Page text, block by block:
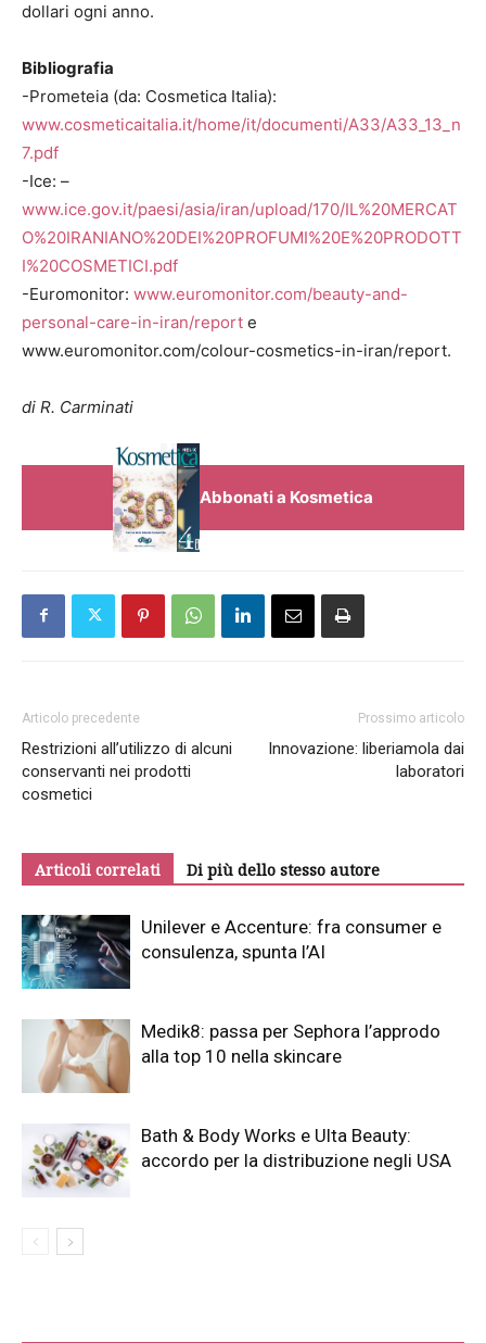
dollari ogni anno.
Bibliografia
-Prometeia (da: Cosmetica Italia):
www.cosmeticaitalia.it/home/it/documenti/A33/A33_13_n
7.pdf
-Ice: –
www.ice.gov.it/paesi/asia/iran/upload/170/IL%20MERCAT
O%20IRANIANO%20DEI%20PROFUMI%20E%20PRODOTT
I%20COSMETICI.pdf
-Euromonitor: www.euromonitor.com/beauty-and-
personal-care-in-iran/report e
www.euromonitor.com/colour-cosmetics-in-iran/report.
di R. Carminati
Abbonati a Kosmetica
Articolo precedente
Restrizioni all’utilizzo di alcuni
conservanti nei prodotti
cosmetici
Prossimo articolo
Innovazione: liberiamola dai
laboratori
Articoli correlati Di più dello stesso autore
Unilever e Accenture: fra consumer e
consulenza, spunta l’AI
Medik8: passa per Sephora l’approdo
alla top 10 nella skincare
Bath & Body Works e Ulta Beauty:
accordo per la distribuzione negli USA